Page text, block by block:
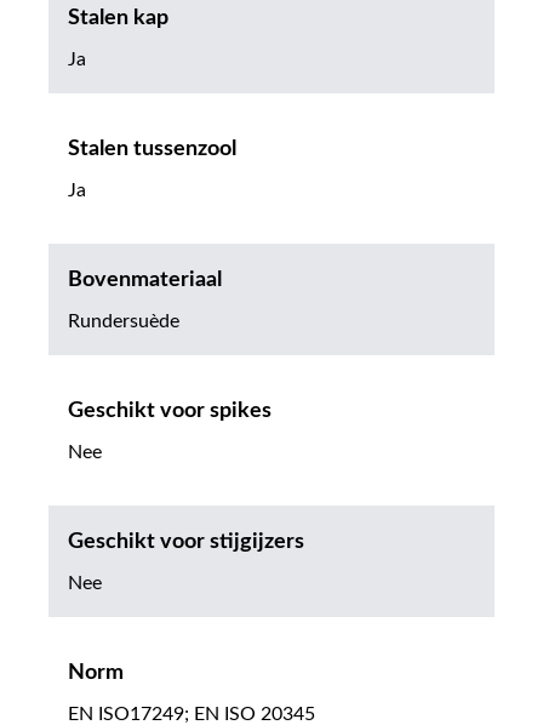
Stalen kap
Ja
Stalen tussenzool
Ja
Bovenmateriaal
Rundersuède
Geschikt voor spikes
Nee
Geschikt voor stijgijzers
Nee
Norm
EN ISO17249; EN ISO 20345